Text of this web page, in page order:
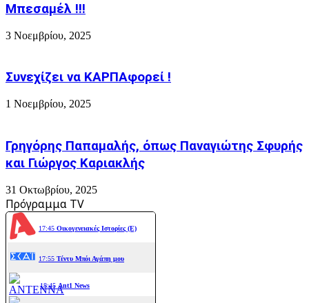
Μπεσαμέλ !!!
3 Νοεμβρίου, 2025
Συνεχίζει να ΚΑΡΠΑφορεί !
1 Νοεμβρίου, 2025
Γρηγόρης Παπαμαλής, όπως Παναγιώτης Σφυρής
και Γιώργος Καριακλής
31 Οκτωβρίου, 2025
Πρόγραμμα TV